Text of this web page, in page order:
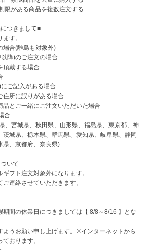
限がある商品を複数注文する
つきまして■
す。
場合(離島も対象外)
降)のご注文の場合
頂戴する場合
ご記入がある場合
住所に誤りがある場合
品とご一緒にご注文いただいた場合
合
、宮城県、秋田県、山形県、福島県、東京都、神
茨城県、栃木県、群馬県、愛知県、岐阜県、静岡
県、京都府、奈良県)
いて
フト注文対象外になります。
連絡させていただきます。
期間の休業日につきましては【 8/8～8/16 】とな
ようお願い申し上げます。※インターネットから
おります。